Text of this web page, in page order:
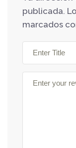
publicada.
marcados